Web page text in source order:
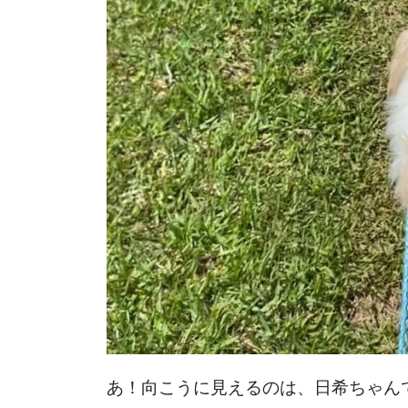
あ！向こうに見えるのは、日希ちゃん